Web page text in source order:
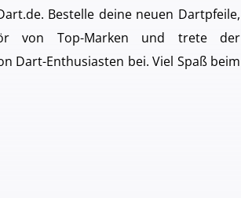
Bestelle deine neuen Dartpfeile,
von Top-Marken und trete der
Dart-Enthusiasten bei. Viel Spaß beim